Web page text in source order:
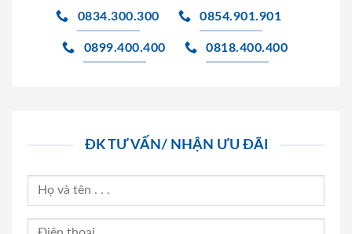
0834.300.300 0854.901.901
0899.400.400 0818.400.400
ĐK TƯ VẤN/ NHẬN ƯU ĐÃI